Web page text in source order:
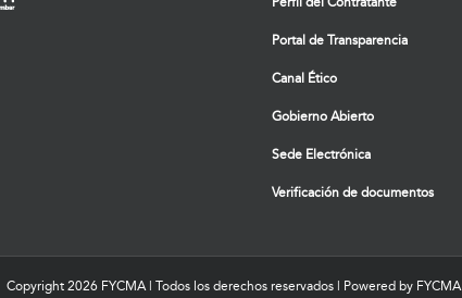
Portal de Transparencia
Canal Ético
Gobierno Abierto
Sede Electrónica
Verificación de documentos
Copyright 2026 FYCMA | Todos los derechos reservados | Powered by FYCMA